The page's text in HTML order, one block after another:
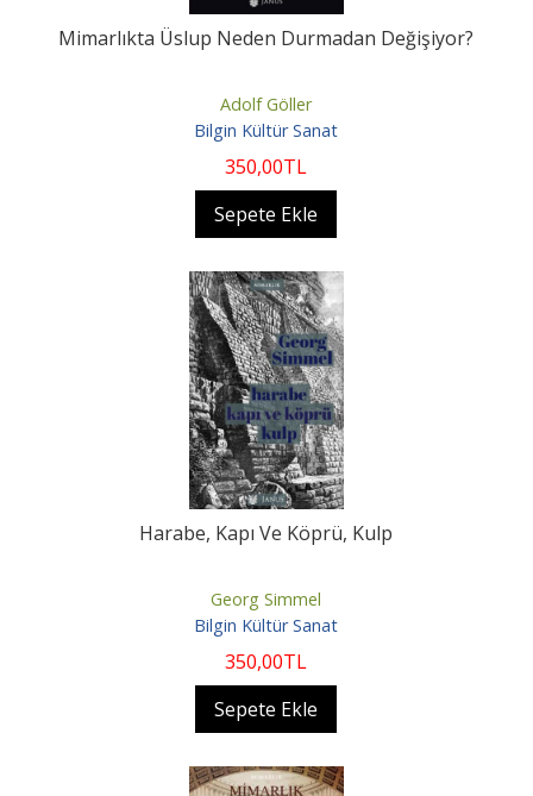
Mimarlıkta Üslup Neden Durmadan Değişiyor?
Adolf Göller
Bilgin Kültür Sanat
350,00TL
Sepete Ekle
Harabe, Kapı Ve Köprü, Kulp
Georg Simmel
Bilgin Kültür Sanat
350,00TL
Sepete Ekle